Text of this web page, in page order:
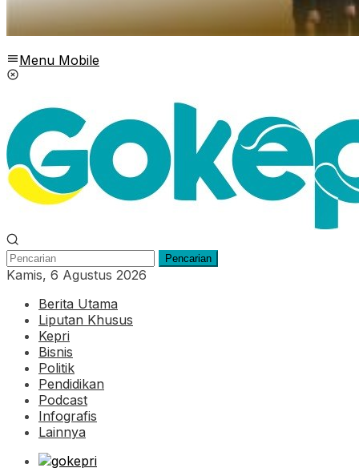
Menu Mobile
Pencarian
Kamis, 6 Agustus 2026
Berita Utama
Liputan Khusus
Kepri
Bisnis
Politik
Pendidikan
Podcast
Infografis
Lainnya